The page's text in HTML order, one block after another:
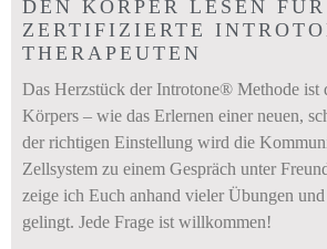
DEN KÖRPER LESEN FÜR
ZERTIFIZIERTE
THERAPEUTEN
Das Herzstück der Introtone® Methode ist
Körpers – wie das Erlernen einer neuen,
der richtigen Einstellung wird die
Zellsystem zu einem Gespräch unter
zeige ich Euch anhand vieler Übungen
gelingt. Jede Frage ist willkommen!